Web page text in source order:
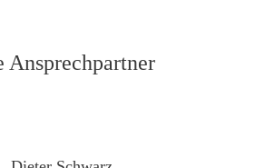
Ansprechpartner